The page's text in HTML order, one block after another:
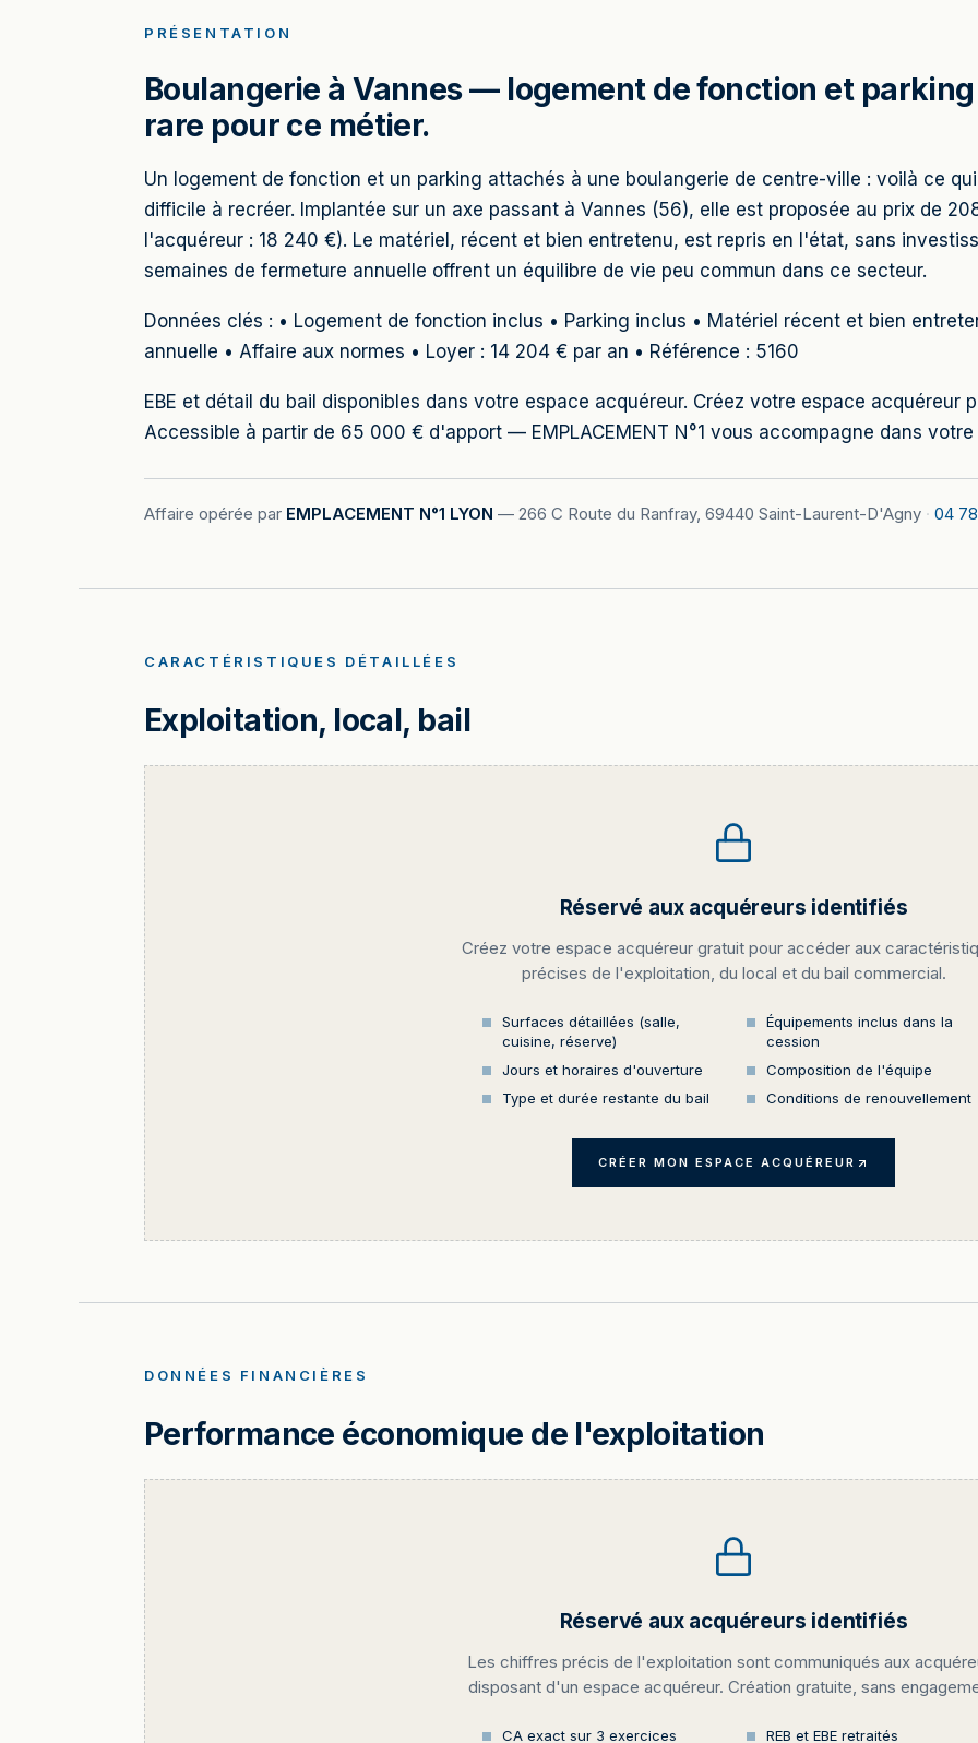
PRÉSENTATION
Boulangerie à Vannes — logement de fonction et
rare pour ce métier.
Un logement de fonction et un parking attachés à une boulangerie de centre-ville : voilà ce
difficile à recréer. Implantée sur un axe passant à Vannes (56), elle est proposée au prix de
l'acquéreur : 18 240 €). Le matériel, récent et bien entretenu, est repris en l'état, sans
semaines de fermeture annuelle offrent un équilibre de vie peu commun dans ce secteur.
Données clés : • Logement de fonction inclus • Parking inclus • Matériel récent et bien
annuelle • Affaire aux normes • Loyer : 14 204 € par an • Référence : 5160
EBE et détail du bail disponibles dans votre espace acquéreur. Créez votre espace acquéreur
Accessible à partir de 65 000 € d'apport — EMPLACEMENT N°1 vous accompagne dans
Affaire opérée par EMPLACEMENT N°1 LYON — 266 C Route du Ranfray, 69440 Saint-Laurent-D'Agny · 04
CARACTÉRISTIQUES DÉTAILLÉES
Exploitation, local, bail
Réservé aux acquéreurs identifiés
Créez votre espace acquéreur gratuit pour accéder aux
précises de l'exploitation, du local et du bail commercial.
Surfaces détaillées (salle,
cuisine, réserve)
Équipements inclus dans la
cession
Jours et horaires d'ouverture
Composition de l'équipe
Type et durée restante du bail
Conditions de renouvellement
CRÉER MON ESPACE ACQUÉREUR
DONNÉES FINANCIÈRES
Performance économique de l'exploitation
Réservé aux acquéreurs identifiés
Les chiffres précis de l'exploitation sont communiqués aux
disposant d'un espace acquéreur. Création gratuite, sans
CA exact sur 3 exercices
REB et EBE retraités